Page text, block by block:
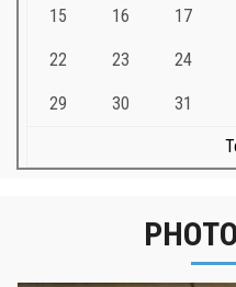
15 16 17
22 23 24
29 30 31